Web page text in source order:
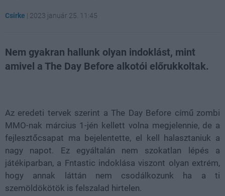
Csirke | 2023 január 25. 11:45
Nem gyakran hallunk olyan indoklást, mint
amivel a The Day Before alkotói előrukkoltak.
Az eredeti tervek szerint a The Day Before című zombi
MMO-nak március 1-jén kellett volna megjelennie, de a
fejlesztőcsapat ma bejelentette, el kell halasztaniuk a
nagy napot. Ez egyáltalán nem szokatlan lépés a
játékiparban, a Fntastic indoklása viszont olyan extrém,
hogy annak láttán nem csodálkozunk ha a ti
szemöldökötök is felszalad hirtelen.